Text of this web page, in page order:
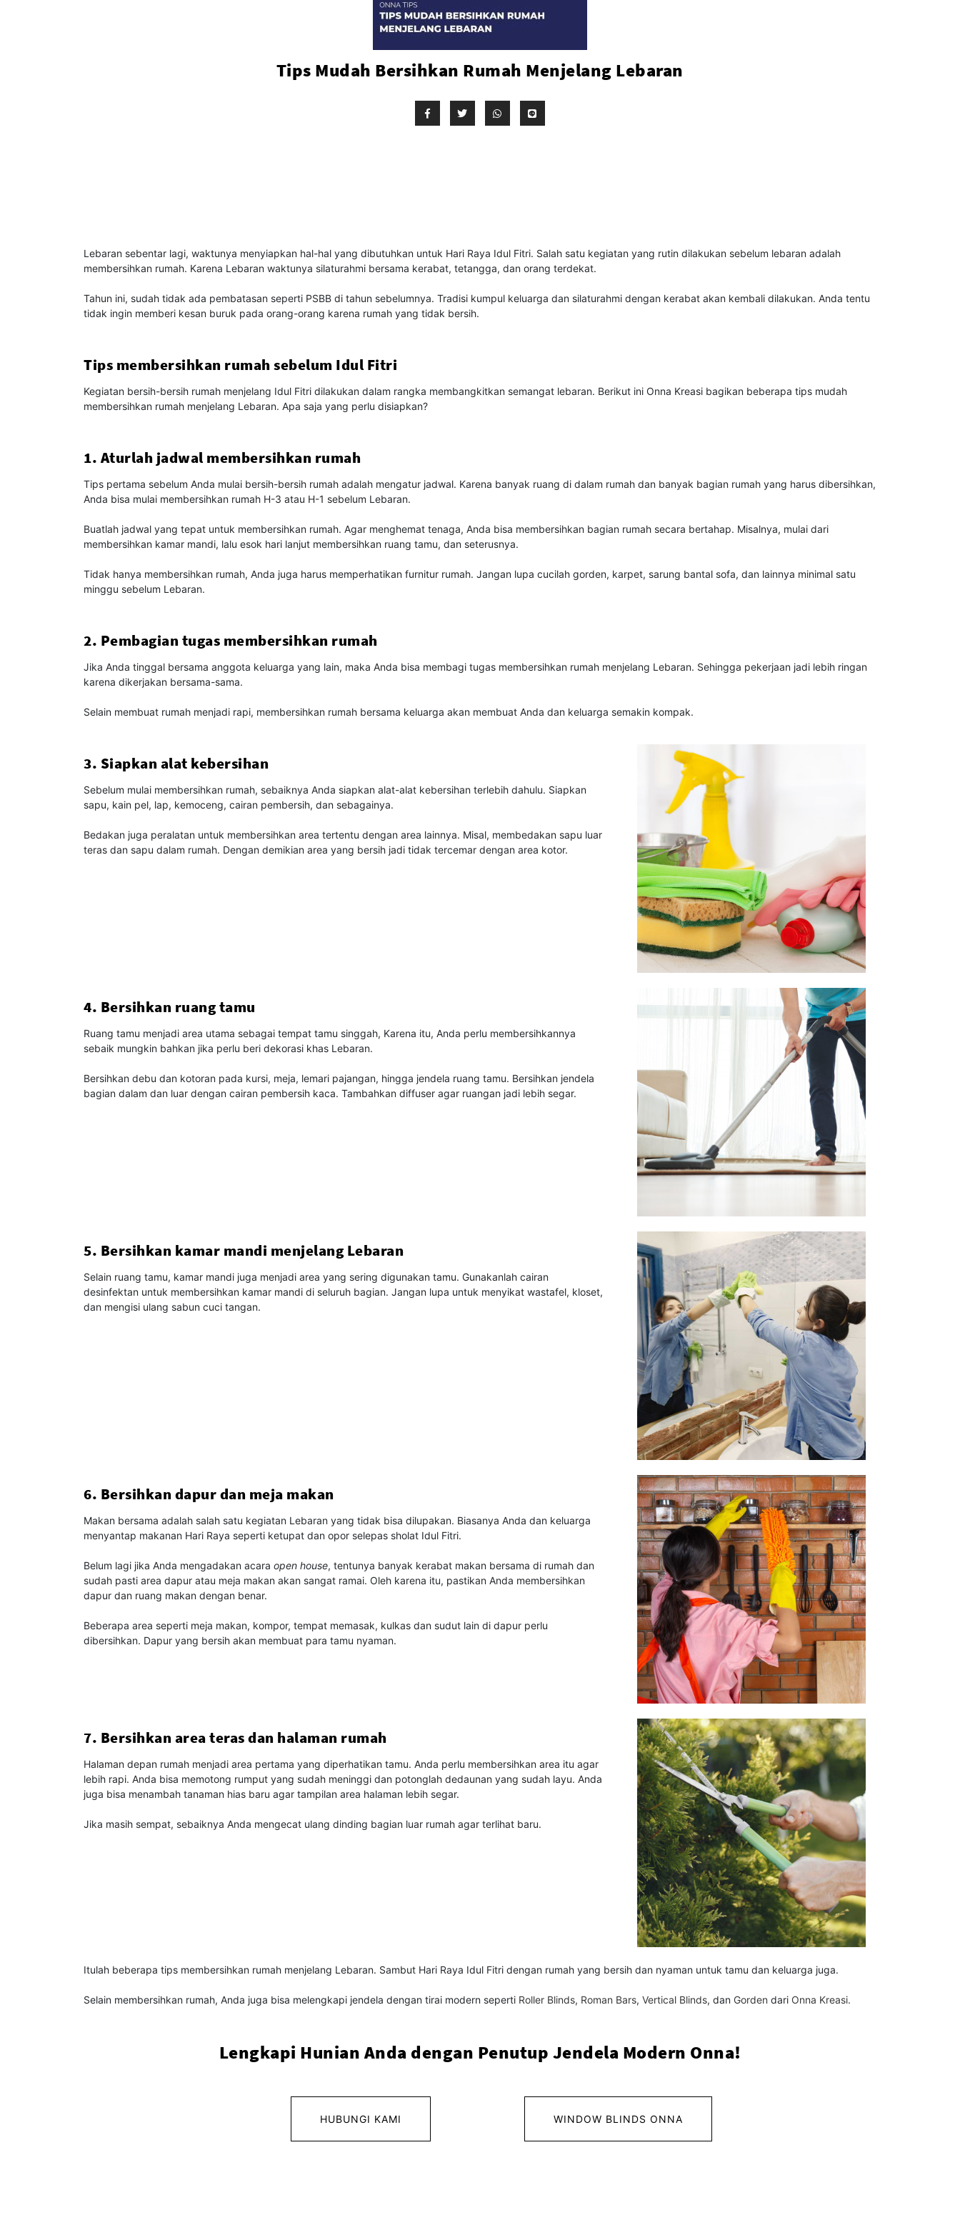
Tips Mudah Bersihkan Rumah Menjelang Lebaran
Lebaran sebentar lagi, waktunya menyiapkan hal-hal yang dibutuhkan untuk Hari Raya Idul Fitri. Salah satu kegiatan yang rutin dilakukan sebelum lebaran adalah
membersihkan rumah. Karena Lebaran waktunya silaturahmi bersama kerabat, tetangga, dan orang terdekat.
Tahun ini, sudah tidak ada pembatasan seperti PSBB di tahun sebelumnya. Tradisi kumpul keluarga dan silaturahmi dengan kerabat akan kembali dilakukan. Anda tentu
tidak ingin memberi kesan buruk pada orang-orang karena rumah yang tidak bersih.
Tips membersihkan rumah sebelum Idul Fitri
Kegiatan bersih-bersih rumah menjelang Idul Fitri dilakukan dalam rangka membangkitkan semangat lebaran. Berikut ini Onna Kreasi bagikan beberapa tips mudah
membersihkan rumah menjelang Lebaran. Apa saja yang perlu disiapkan?
1. Aturlah jadwal membersihkan rumah
Tips pertama sebelum Anda mulai bersih-bersih rumah adalah mengatur jadwal. Karena banyak ruang di dalam rumah dan banyak bagian rumah yang harus dibersihkan,
Anda bisa mulai membersihkan rumah H-3 atau H-1 sebelum Lebaran.
Buatlah jadwal yang tepat untuk membersihkan rumah. Agar menghemat tenaga, Anda bisa membersihkan bagian rumah secara bertahap. Misalnya, mulai dari
membersihkan kamar mandi, lalu esok hari lanjut membersihkan ruang tamu, dan seterusnya.
Tidak hanya membersihkan rumah, Anda juga harus memperhatikan furnitur rumah. Jangan lupa cucilah gorden, karpet, sarung bantal sofa, dan lainnya minimal satu
minggu sebelum Lebaran.
2. Pembagian tugas membersihkan rumah
Jika Anda tinggal bersama anggota keluarga yang lain, maka Anda bisa membagi tugas membersihkan rumah menjelang Lebaran. Sehingga pekerjaan jadi lebih ringan
karena dikerjakan bersama-sama.
Selain membuat rumah menjadi rapi, membersihkan rumah bersama keluarga akan membuat Anda dan keluarga semakin kompak.
3. Siapkan alat kebersihan
Sebelum mulai membersihkan rumah, sebaiknya Anda siapkan alat-alat kebersihan terlebih dahulu. Siapkan
sapu, kain pel, lap, kemoceng, cairan pembersih, dan sebagainya.
Bedakan juga peralatan untuk membersihkan area tertentu dengan area lainnya. Misal, membedakan sapu luar
teras dan sapu dalam rumah. Dengan demikian area yang bersih jadi tidak tercemar dengan area kotor.
4. Bersihkan ruang tamu
Ruang tamu menjadi area utama sebagai tempat tamu singgah, Karena itu, Anda perlu membersihkannya
sebaik mungkin bahkan jika perlu beri dekorasi khas Lebaran.
Bersihkan debu dan kotoran pada kursi, meja, lemari pajangan, hingga jendela ruang tamu. Bersihkan jendela
bagian dalam dan luar dengan cairan pembersih kaca. Tambahkan diffuser agar ruangan jadi lebih segar.
5. Bersihkan kamar mandi menjelang Lebaran
Selain ruang tamu, kamar mandi juga menjadi area yang sering digunakan tamu. Gunakanlah cairan
desinfektan untuk membersihkan kamar mandi di seluruh bagian. Jangan lupa untuk menyikat wastafel, kloset,
dan mengisi ulang sabun cuci tangan.
6. Bersihkan dapur dan meja makan
Makan bersama adalah salah satu kegiatan Lebaran yang tidak bisa dilupakan. Biasanya Anda dan keluarga
menyantap makanan Hari Raya seperti ketupat dan opor selepas sholat Idul Fitri.
Belum lagi jika Anda mengadakan acara open house, tentunya banyak kerabat makan bersama di rumah dan
sudah pasti area dapur atau meja makan akan sangat ramai. Oleh karena itu, pastikan Anda membersihkan
dapur dan ruang makan dengan benar.
Beberapa area seperti meja makan, kompor, tempat memasak, kulkas dan sudut lain di dapur perlu
dibersihkan. Dapur yang bersih akan membuat para tamu nyaman.
7. Bersihkan area teras dan halaman rumah
Halaman depan rumah menjadi area pertama yang diperhatikan tamu. Anda perlu membersihkan area itu agar
lebih rapi. Anda bisa memotong rumput yang sudah meninggi dan potonglah dedaunan yang sudah layu. Anda
juga bisa menambah tanaman hias baru agar tampilan area halaman lebih segar.
Jika masih sempat, sebaiknya Anda mengecat ulang dinding bagian luar rumah agar terlihat baru.
Itulah beberapa tips membersihkan rumah menjelang Lebaran. Sambut Hari Raya Idul Fitri dengan rumah yang bersih dan nyaman untuk tamu dan keluarga juga.
Selain membersihkan rumah, Anda juga bisa melengkapi jendela dengan tirai modern seperti Roller Blinds, Roman Bars, Vertical Blinds, dan Gorden dari Onna Kreasi.
Lengkapi Hunian Anda dengan Penutup Jendela Modern Onna!
HUBUNGI KAMI WINDOW BLINDS ONNA